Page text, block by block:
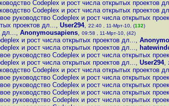
Codeplex и рост числа открытых проектов
Codeplex и рост числа открытых проектов
руководство Codeplex и рост числа открытых
проектов дл..., User294, 22:40 , 11-Мрт-10, (132)
дл..., Anonymousapiens, 09:58 , 11-Мрт-10, (42)
и рост числа открытых проектов дл...,
и рост числа открытых проектов дл...,
руководство Codeplex и рост числа открытых
и рост числа открытых проектов дл..., User294,
Codeplex и рост числа открытых проектов
руководство Codeplex и рост числа открытых
руководство Codeplex и рост числа открытых
руководство Codeplex и рост числа открытых
руководство Codeplex и рост числа открытых